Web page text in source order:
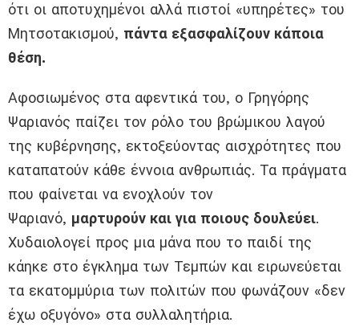
ότι οι αποτυχημένοι αλλά πιστοί «υπηρέτες» του
Μητσοτακισμού, πάντα εξασφαλίζουν κάποια
θέση.
Αφοσιωμένος στα αφεντικά του, ο Γρηγόρης
Ψαριανός παίζει τον ρόλο του βρώμικου λαγού
της κυβέρνησης, εκτοξεύοντας αισχρότητες που
καταπατούν κάθε έννοια ανθρωπιάς. Τα πράγματα
που φαίνεται να ενοχλούν τον
Ψαριανό, μαρτυρούν και για ποιους δουλεύει.
Χυδαιολογεί προς μια μάνα που το παιδί της
κάηκε στο έγκλημα των Τεμπών και ειρωνεύεται
τα εκατομμύρια των πολιτών που φωνάζουν «δεν
έχω οξυγόνο» στα συλλαλητήρια.